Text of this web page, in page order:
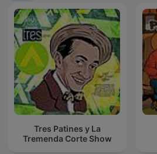
Tres Patines y La
Tremenda Corte Show